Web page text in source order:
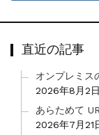
直近の記事
オンプレミス
2026年8月2日
あらためて
2026年7月21